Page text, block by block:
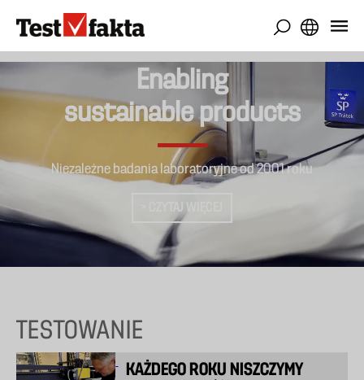
treści
Enabling
sustainable products
Niezależne badania laboratoryjne od 2001 roku
> CZYTAJ WIĘCEJ
TESTOWANIE
KAŻDEGO ROKU NISZCZYMY